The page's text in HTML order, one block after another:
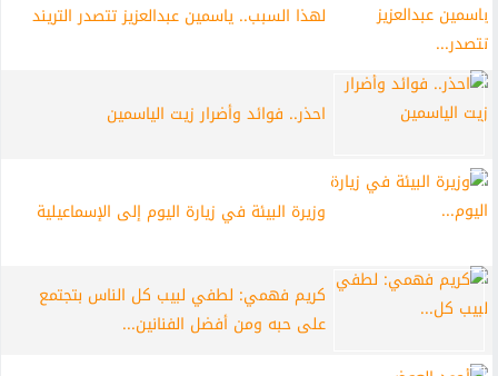
لهذا السبب.. ياسمين عبدالعزيز تتصدر التريند
احذر.. فوائد وأضرار زيت الياسمين
وزيرة البيئة في زيارة اليوم إلى الإسماعيلية
كريم فهمي: لطفي لبيب كل الناس بتجتمع
على حبه ومن أفضل الفنانين...